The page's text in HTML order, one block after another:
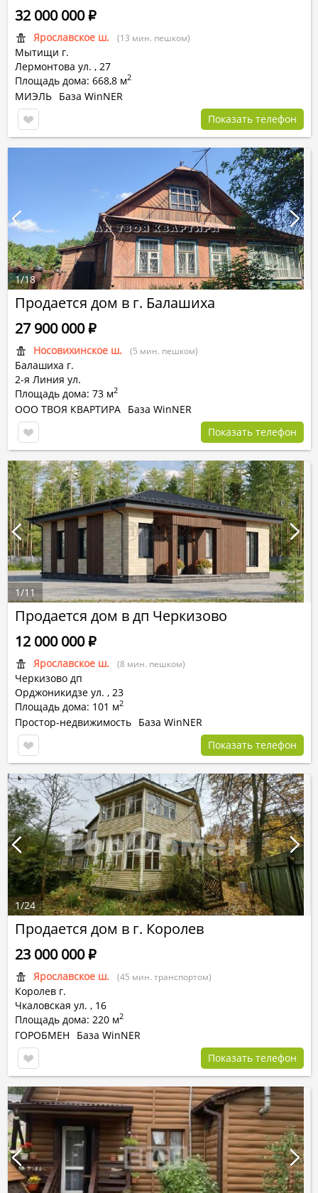
Ярославское ш. (13 мин. пешком)
Мытищи г.
Лермонтова ул. , 27
Площадь дома: 668,8 м2
32 000 000Р
МИЭЛЬ База WinNER
Показать телефон
Продается дом в г. Балашиха
Носовихинское ш. (5 мин. пешком)
Балашиха г.
2-я Линия ул.
Площадь дома: 73 м2
27 900 000Р
ООО ТВОЯ КВАРТИРА База WinNER
Показать телефон
1/18
Продается дом в дп Черкизово
Ярославское ш. (8 мин. пешком)
Черкизово дп
Орджоникидзе ул. , 23
Площадь дома: 101 м2
12 000 000Р
Простор-недвижимость База WinNER
Показать телефон
1/11
Продается дом в г. Королев
Ярославское ш. (45 мин. транспортом)
Королев г.
Чкаловская ул. , 16
Площадь дома: 220 м2
23 000 000Р
ГОРОБМЕН
База WinNER
Показать телефон
1/24